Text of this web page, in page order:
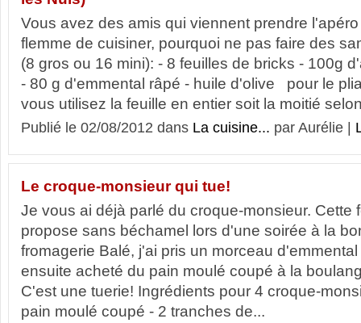
Vous avez des amis qui viennent prendre
flemme de cuisiner, pourquoi ne pas faire des
(8 gros ou 16 mini): - 8 feuilles de bricks - 100g
- 80 g d'emmental râpé - huile d'olive pour le
vous utilisez la feuille en entier soit la moitié
Publié le 02/08/2012 dans La cuisine... par Aurélie |
Le croque-monsieur qui tue!
Je vous ai déjà parlé du croque-monsieur. Cette
propose sans béchamel lors d'une soirée à la
fromagerie Balé, j'ai pris un morceau
ensuite acheté du pain moulé coupé à la
C'est une tuerie! Ingrédients pour 4 croque-
pain moulé coupé - 2 tranches de...